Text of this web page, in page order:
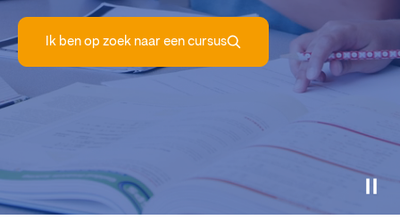
Ik ben op zoek naar een cursus